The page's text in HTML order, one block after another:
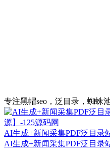
专注黑帽seo，泛目录，蜘蛛
AI生成+新闻采集PDF泛目录
AI生成+新闻采集PDF泛目录